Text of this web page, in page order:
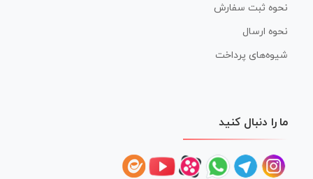
نحوه ثبت سفارش
نحوه ارسال
شیوه‌های پرداخت
ما را دنبال کنید